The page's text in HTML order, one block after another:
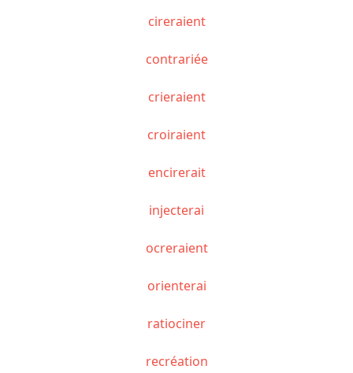
cireraient
contrariée
crieraient
croiraient
encirerait
injecterai
ocreraient
orienterai
ratiociner
recréation